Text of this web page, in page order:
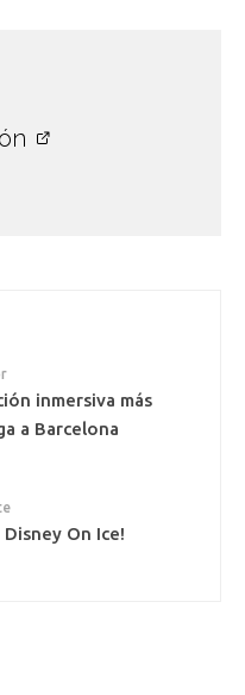
inmersiva más
a Barcelona
Disney On Ice!